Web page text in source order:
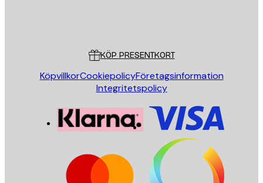
KÖP PRESENTKORT
KöpvillkorCookiepolicyFöretagsinformation
Integritetspolicy